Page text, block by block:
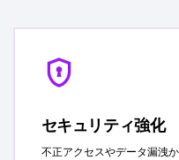
セキュリティ強化
不正アクセスやデータ漏洩